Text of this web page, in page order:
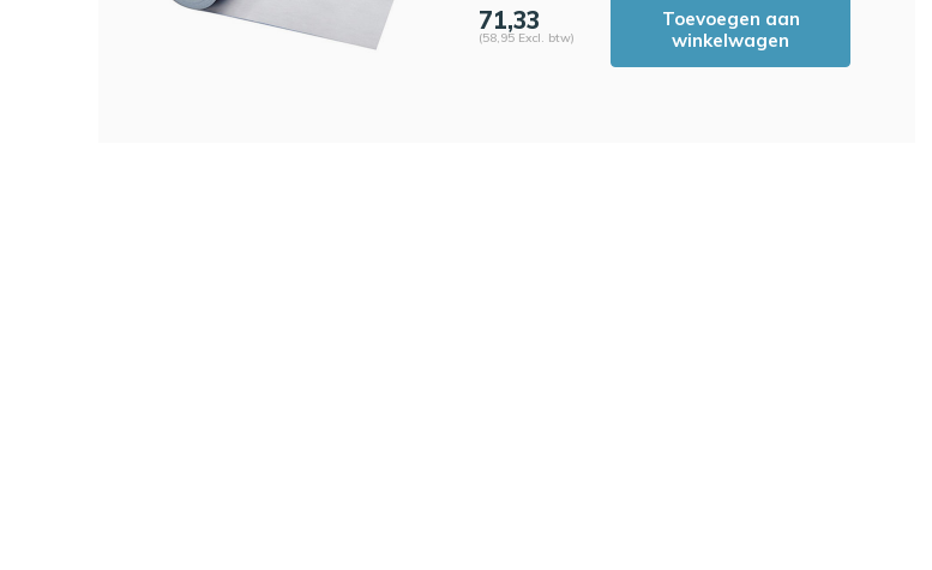
71,33
(58,95 Excl. btw)
Toevoegen aan
winkelwagen